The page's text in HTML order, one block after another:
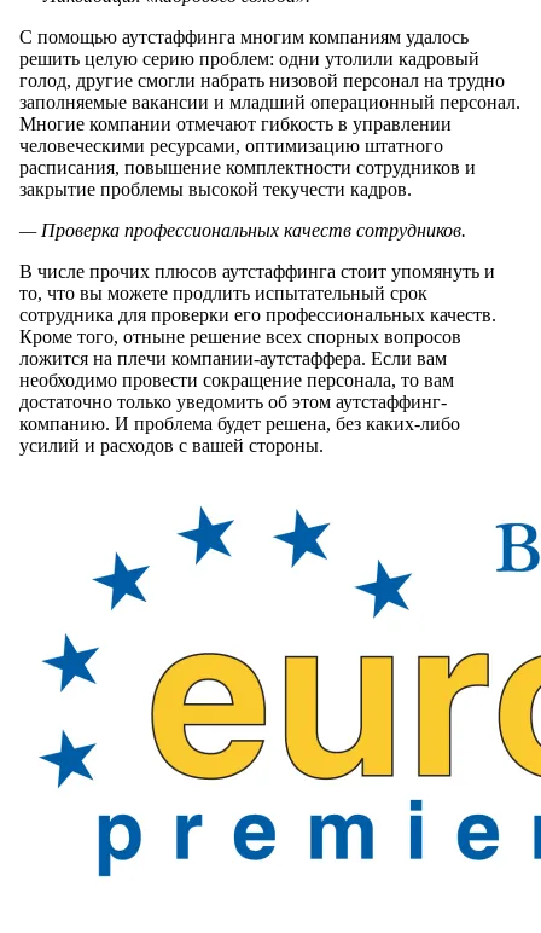
С помощью аутстаффинга многим компаниям удалось
решить целую серию проблем: одни утолили кадровый
голод, другие смогли набрать низовой персонал на трудно
заполняемые вакансии и младший операционный персонал.
Многие компании отмечают гибкость в управлении
человеческими ресурсами, оптимизацию штатного
расписания, повышение комплектности сотрудников и
закрытие проблемы высокой текучести кадров.
— Проверка профессиональных качеств сотрудников.
В числе прочих плюсов аутстаффинга стоит упомянуть и
то, что вы можете продлить испытательный срок
сотрудника для проверки его профессиональных качеств.
Кроме того, отныне решение всех спорных вопросов
ложится на плечи компании-аутстаффера. Если вам
необходимо провести сокращение персонала, то вам
достаточно только уведомить об этом аутстаффинг-
компанию. И проблема будет решена, без каких-либо
усилий и расходов с вашей стороны.